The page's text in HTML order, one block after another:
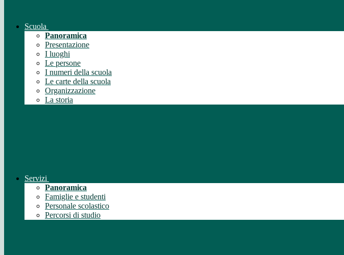
Scuola
Panoramica
Presentazione
I luoghi
Le persone
I numeri della scuola
Le carte della scuola
Organizzazione
La storia
Servizi
Panoramica
Famiglie e studenti
Personale scolastico
Percorsi di studio